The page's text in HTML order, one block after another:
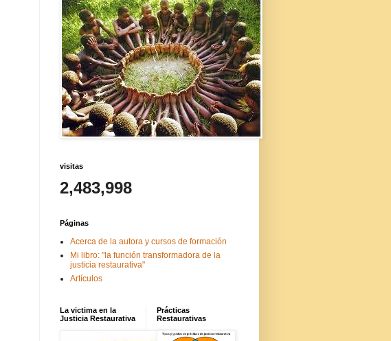
visitas
2,483,998
Páginas
Acerca de la autora y cursos de formación
Mi libro: "la función transformadora de la
justicia restaurativa"
Artículos
La victima en la
Justicia Restaurativa
Prácticas
Restaurativas